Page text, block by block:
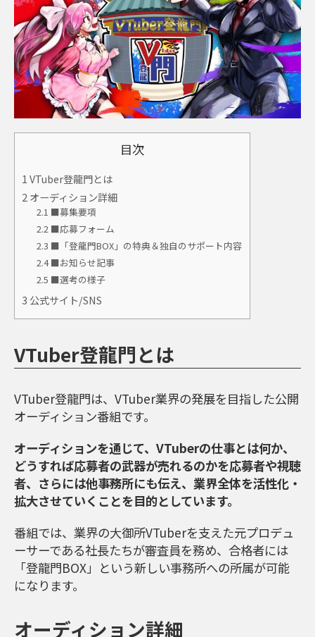
目次
1 VTuber登龍門とは
2 オーディション詳細
2.1 ■募集要項
2.2 ■応募フォーム
2.3 ■「登龍門BOX」の特典＆独自のサポート内容
2.4■お知らせ記事
2.5 ■選考の様子
3 公式サイト/SNS
VTuber登龍門とは
VTuber登龍門は、VTuber業界の発展を目指した公開
オーディション番組です。
オーディションを通じて、VTuberの仕事とは何か、
どうすれば応募者の武器が売れるのかを応募者や視聴
者、さらには他事務所にも伝え、業界全体を活性化・
拡大させていくことを目的としています。
番組では、業界の大御所VTuberを支えた元プロデュ
ーサーである社長たちが審査員を務め、合格者には
「登龍門BOX」という新しい事務所への所属が可能
になります。
オーディション詳細